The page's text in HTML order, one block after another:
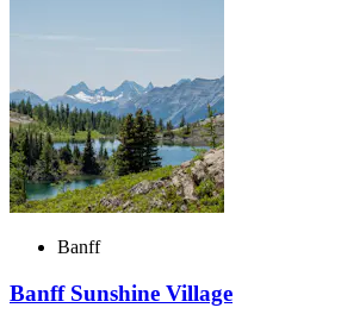
Banff
Banff Sunshine Village